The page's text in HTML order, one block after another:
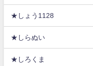
★しょう1128
★しらぬい
★しろくま